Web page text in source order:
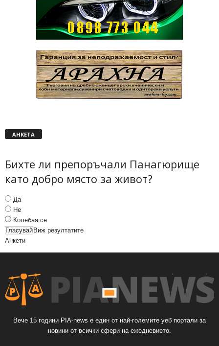
АНКЕТА
Бихте ли препоръчали Панагюрище
като добро място за живот?
Да
Не
Колебая се
Виж резултатите
Анкети
Вече 15 години PIA-news е един от най-големите уеб портали за
новини от всички сфери на ежедневието.